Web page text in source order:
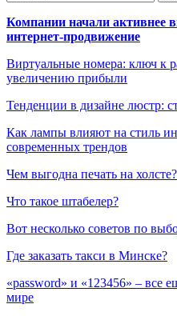
Компании начали активнее
интернет-продвижение
Виртуальные номера: ключ к
увеличению прибыли
Тенденции в дизайне люстр:
Как лампы влияют на стиль
современных трендов
Чем выгодна печать на холсте?
Что такое штабелер?
Вот несколько советов по
Где заказать такси в Минске?
«password» и «123456» – все
мире